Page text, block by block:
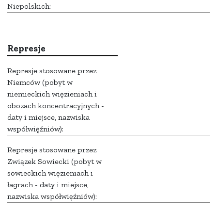
Niepolskich:
Represje
Represje stosowane przez
Niemców (pobyt w
niemieckich więzieniach i
obozach koncentracyjnych -
daty i miejsce, nazwiska
współwięźniów):
Represje stosowane przez
Związek Sowiecki (pobyt w
sowieckich więzieniach i
łagrach - daty i miejsce,
nazwiska współwięźniów):